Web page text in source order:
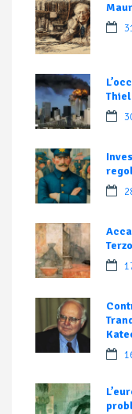
Thiel